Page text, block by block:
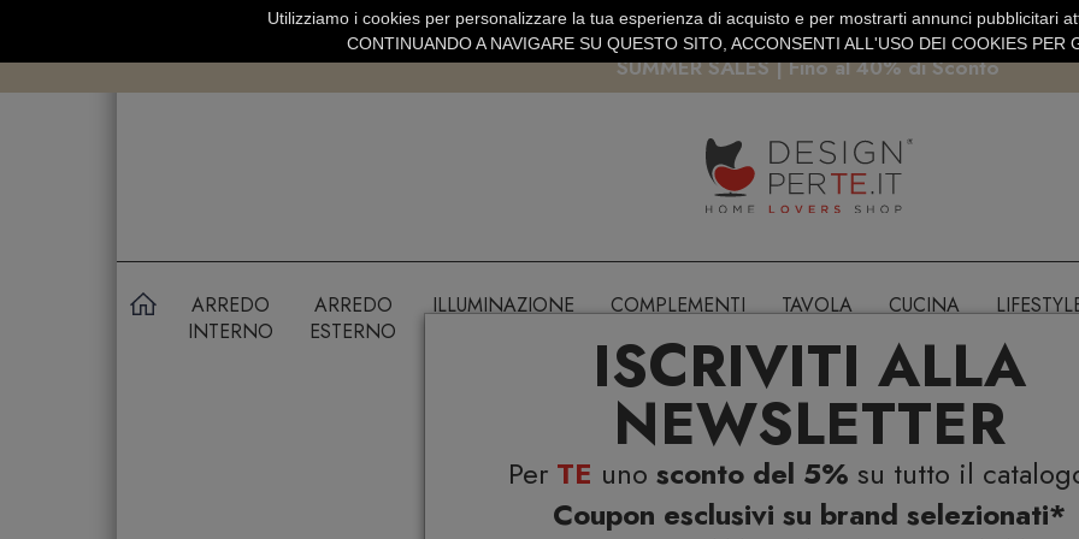
ISCRIVITI ALLA
NEWSLETTER
Per TE uno sconto del 5% su tutto il
Coupon esclusivi su brand selezionati*
SPEDIZIONE GRATUITA SOPRA 99 EURO PAGAMENTO SICURO PAYPAL · CARTA DI CREDITO
SUMMER SALES | Fino al 40% di Sconto
ARREDO
INTERNO
ARREDO
ESTERNO
ILLUMINAZIONE COMPLEMENTI TAVOLA CUCINA
Utilizziamo i cookies per personalizzare la tua esperienza di acquisto e per mostrarti annunci pubblicitari
CONTINUANDO A NAVIGARE SU QUESTO SITO, ACCONSENTI ALL'USO DEI COOKIES PER